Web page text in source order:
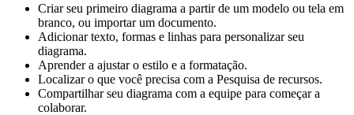
Criar seu primeiro diagrama a partir de um modelo ou tela em
branco, ou importar um documento.
Adicionar texto, formas e linhas para personalizar seu
diagrama.
Aprender a ajustar o estilo e a formatação.
Localizar o que você precisa com a Pesquisa de recursos.
Compartilhar seu diagrama com a equipe para começar a
colaborar.